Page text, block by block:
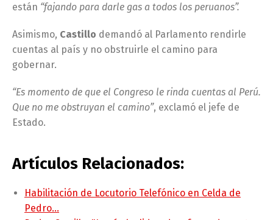
están “fajando para darle gas a todos los peruanos”.
Asimismo, Castillo demandó al Parlamento rendirle
cuentas al país y no obstruirle el camino para
gobernar.
“Es momento de que el Congreso le rinda cuentas al Perú.
Que no me obstruyan el camino”, exclamó el jefe de
Estado.
Artículos Relacionados:
Habilitación de Locutorio Telefónico en Celda de
Pedro…